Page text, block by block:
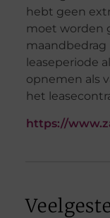
hebt geen
moet worden
maandbedrag
leaseperiode
opnemen als
het
https://